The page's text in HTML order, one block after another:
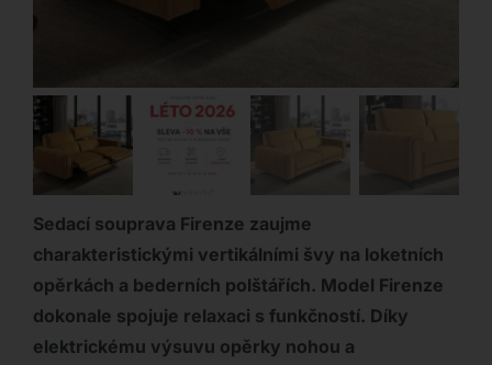
Sedací souprava Firenze zaujme
charakteristickými vertikálními švy na loketních
opěrkách a bederních polštářích. Model Firenze
dokonale spojuje relaxaci s funkčností. Díky
elektrickému výsuvu opěrky nohou a